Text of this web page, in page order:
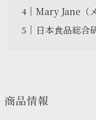
Mary Jane（
日本食品総合
商品情報